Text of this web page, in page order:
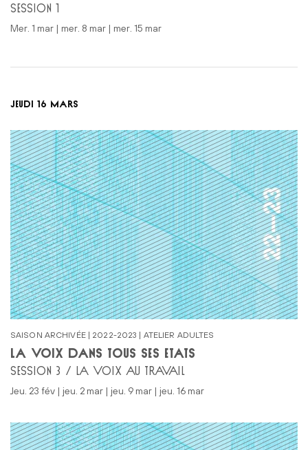
SESSION 1
mer. 1 mar | mer. 8 mar | mer. 15 mar
JEUDI 16 MARS
SAISON ARCHIVÉE | 2022-2023 | ATELIER ADULTES
LA VOIX DANS TOUS SES ÉTATS
SESSION 3 / LA VOIX AU TRAVAIL
jeu. 23 fév | jeu. 2 mar | jeu. 9 mar | jeu. 16 mar